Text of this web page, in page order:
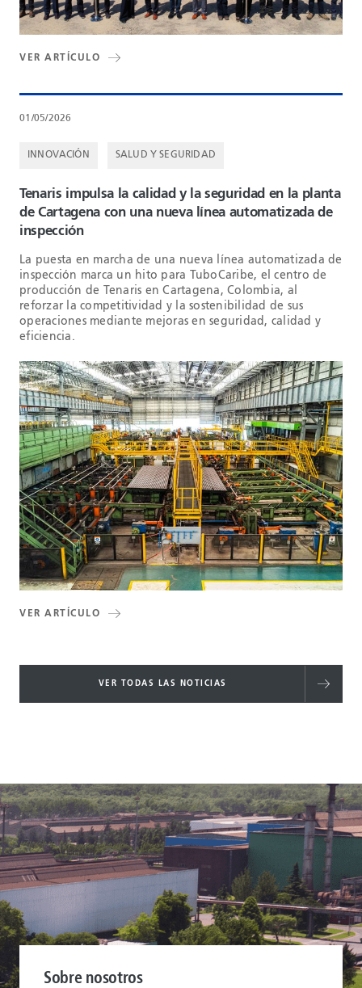
VER ARTÍCULO
01/05/2026
INNOVACIÓN SALUD Y SEGURIDAD
Tenaris impulsa la calidad y la seguridad en la planta
de Cartagena con una nueva línea automatizada de
inspección
La puesta en marcha de una nueva línea automatizada de
inspección marca un hito para TuboCaribe, el centro de
producción de Tenaris en Cartagena, Colombia, al
reforzar la competitividad y la sostenibilidad de sus
operaciones mediante mejoras en seguridad, calidad y
eficiencia.
VER ARTÍCULO
VER TODAS LAS NOTICIAS
Sobre nosotros